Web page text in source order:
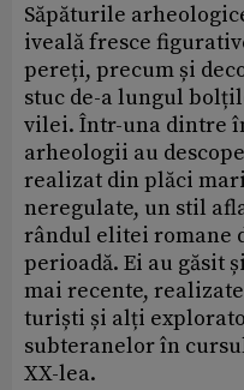
Săpăturile
iveală fresce
pereți, precum și
stuc de-a lungul
vilei. Într-una dintre
arheologii au
realizat din plăci
neregulate, un stil
rândul elitei romane
perioadă. Ei au găsit
mai recente,
turiști și alți
subteranelor în
XX-lea.